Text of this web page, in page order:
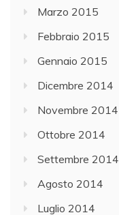
Marzo 2015
Febbraio 2015
Gennaio 2015
Dicembre 2014
Novembre 2014
Ottobre 2014
Settembre 2014
Agosto 2014
Luglio 2014